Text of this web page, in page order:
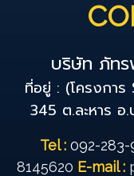
บริษัท ภัท
ที่อยู่ : (โครงกา
345 ต.ละหาร อ
Tel : 092-283-
8145620 E-mail :